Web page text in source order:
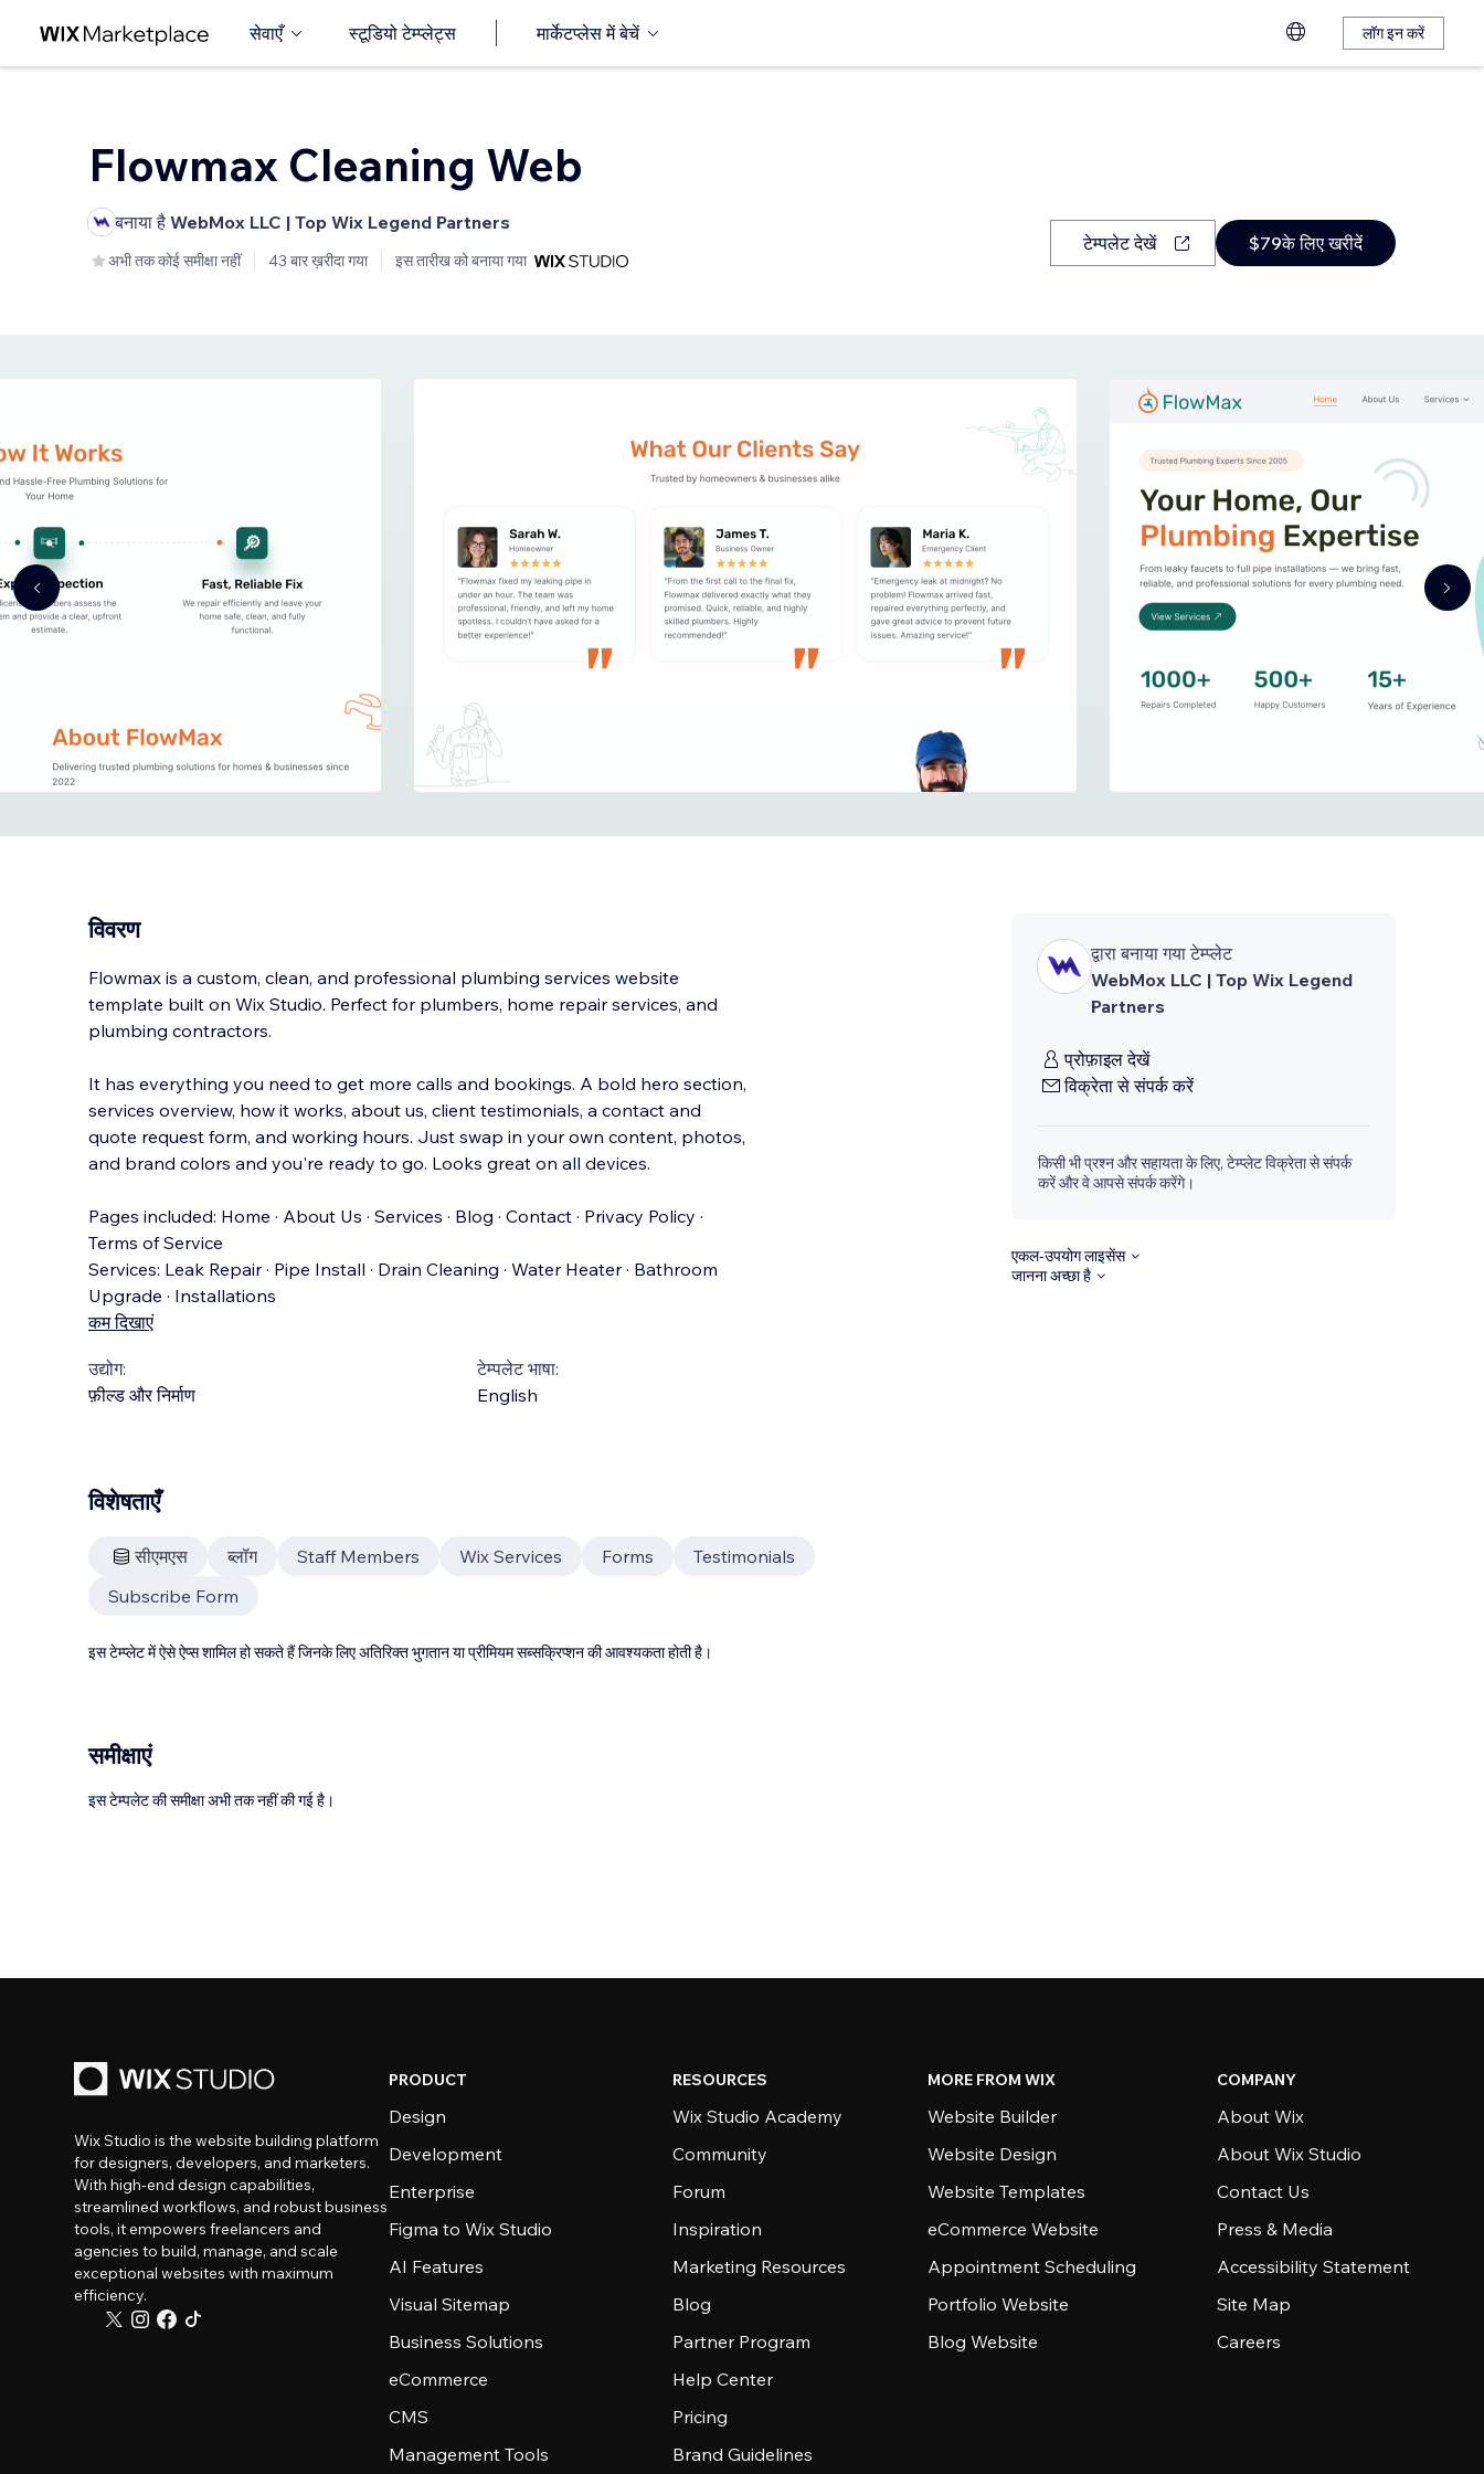
सेवाएँ स्टूडियो टेम्प्लेट्स मार्केटप्लेस में बेचें लॉग इन करें
Flowmax Cleaning Web
बनाया है WebMox LLC | Top Wix Legend Partners
अभी तक कोई समीक्षा नहीं 43 बार ख़रीदा गया इस तारीख को बनाया गया
टेम्पलेट देखें $79के लिए खरीदें
विवरण
Flowmax is a custom, clean, and professional plumbing services website
template built on Wix Studio. Perfect for plumbers, home repair services, and
plumbing contractors.
It has everything you need to get more calls and bookings. A bold hero section,
services overview, how it works, about us, client testimonials, a contact and
quote request form, and working hours. Just swap in your own content, photos,
and brand colors and you're ready to go. Looks great on all devices.
Pages included: Home · About Us · Services · Blog · Contact · Privacy Policy ·
Terms of Service
Services: Leak Repair · Pipe Install · Drain Cleaning · Water Heater · Bathroom
Upgrade · Installations
कम दिखाएं
उद्योग:
फ़ील्ड और निर्माण
टेम्पलेट भाषा:
English
द्वारा बनाया गया टेम्प्लेट
WebMox LLC | Top Wix Legend
Partners
प्रोफ़ाइल देखें
विक्रेता से संपर्क करें
किसी भी प्रश्न और सहायता के लिए, टेम्प्लेट विक्रेता से संपर्क
करें और वे आपसे संपर्क करेंगे।
एकल-उपयोग लाइसेंस
जानना अच्छा है
विशेषताएँ
सीएमएस ब्लॉग Staff Members Wix Services Forms
Testimonials
Subscribe Form
इस टेम्प्लेट में ऐसे ऐप्स शामिल हो सकते हैं जिनके लिए अतिरिक्त भुगतान या प्रीमियम सब्सक्रिप्शन की आवश्यकता होती है।
समीक्षाएं
इस टेम्पलेट की समीक्षा अभी तक नहीं की गई है।
Wix Studio is the website building platform
for designers, developers, and marketers.
With high-end design capabilities,
streamlined workflows, and robust business
tools, it empowers freelancers and
agencies to build, manage, and scale
exceptional websites with maximum
efficiency.
PRODUCT
Design
Development
Enterprise
Figma to Wix Studio
AI Features
Visual Sitemap
Business Solutions
eCommerce
CMS
Management Tools
RESOURCES
Wix Studio Academy
Community
Forum
Inspiration
Marketing Resources
Blog
Partner Program
Help Center
Pricing
Brand Guidelines
MORE FROM WIX
Website Builder
Website Design
Website Templates
eCommerce Website
Appointment Scheduling
Portfolio Website
Blog Website
COMPANY
About Wix
About Wix Studio
Contact Us
Press & Media
Accessibility Statement
Site Map
Careers